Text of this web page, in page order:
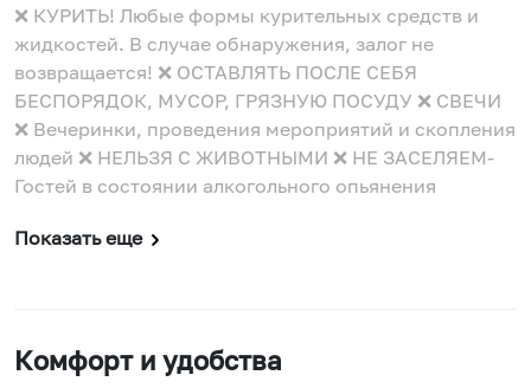
❌ КУРИТЬ! Любые формы курительных средств и
жидкостей. В случае обнаружения, залог не
возвращается! ❌ ОСТАВЛЯТЬ ПОСЛЕ СЕБЯ
БЕСПОРЯДОК, МУСОР, ГРЯЗНУЮ ПОСУДУ ❌ СВЕЧИ
❌ Вечеринки, проведения мероприятий и скопления
людей ❌ НЕЛЬЗЯ С ЖИВОТНЫМИ ❌ НЕ ЗАСЕЛЯЕМ-
Гостей в состоянии алкогольного опьянения
Показать еще
Комфорт и удобства